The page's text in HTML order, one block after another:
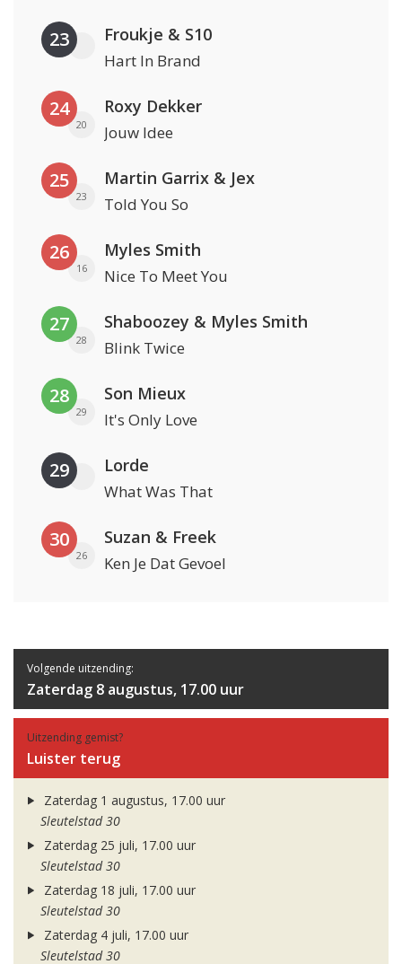
23 Froukje & S10
Hart In Brand
24
20
Roxy Dekker
Jouw Idee
25
23
Martin Garrix & Jex
Told You So
26
16
Myles Smith
Nice To Meet You
27
28
Shaboozey & Myles Smith
Blink Twice
28
29
Son Mieux
It's Only Love
29 Lorde
What Was That
30
26
Suzan & Freek
Ken Je Dat Gevoel
Volgende uitzending:
Zaterdag 8 augustus, 17.00 uur
Uitzending gemist?
Luister terug
Zaterdag 1 augustus, 17.00 uur
Sleutelstad 30
Zaterdag 25 juli, 17.00 uur
Sleutelstad 30
Zaterdag 18 juli, 17.00 uur
Sleutelstad 30
Zaterdag 4 juli, 17.00 uur
Sleutelstad 30